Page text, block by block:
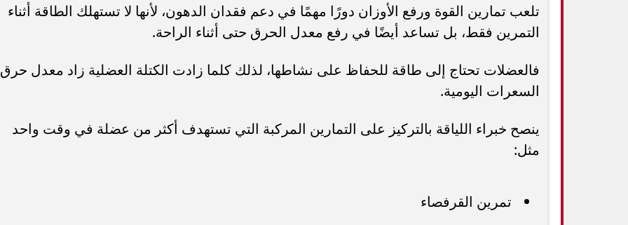
تلعب تمارين القوة ورفع الأوزان دورًا مهمًا في دعم فقدان الدهون، لأنها لا تستهلك الطاقة أثناء
التمرين فقط، بل تساعد أيضًا في رفع معدل الحرق حتى أثناء الراحة.
فالعضلات تحتاج إلى طاقة للحفاظ على نشاطها، لذلك كلما زادت الكتلة العضلية زاد معدل حرق
السعرات اليومية.
ينصح خبراء اللياقة بالتركيز على التمارين المركبة التي تستهدف أكثر من عضلة في وقت واحد
مثل:
تمرين القرفصاء